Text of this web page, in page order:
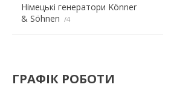
Німецькі генератори Könner
& Söhnen
4
ГРАФІК РОБОТИ